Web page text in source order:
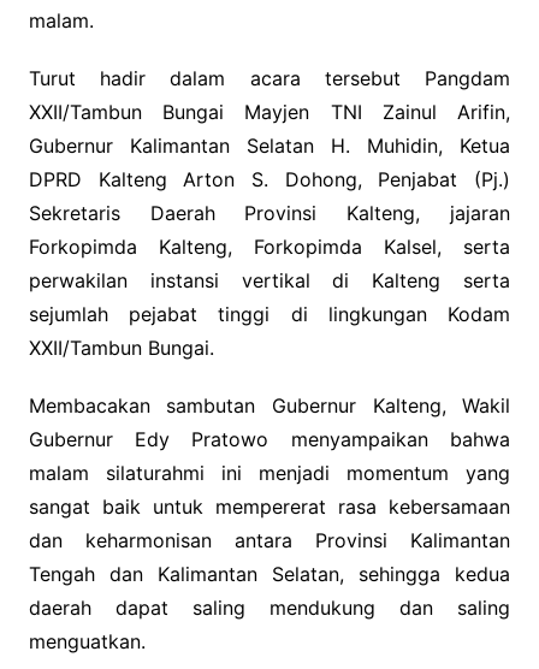
malam.
Turut hadir dalam acara tersebut Pangdam
XXII/Tambun Bungai Mayjen TNI Zainul Arifin,
Gubernur Kalimantan Selatan H. Muhidin, Ketua
DPRD Kalteng Arton S. Dohong, Penjabat (Pj.)
Sekretaris Daerah Provinsi Kalteng, jajaran
Forkopimda Kalteng, Forkopimda Kalsel, serta
perwakilan instansi vertikal di Kalteng serta
sejumlah pejabat tinggi di lingkungan Kodam
XXII/Tambun Bungai.
Membacakan sambutan Gubernur Kalteng, Wakil
Gubernur Edy Pratowo menyampaikan bahwa
malam silaturahmi ini menjadi momentum yang
sangat baik untuk mempererat rasa kebersamaan
dan keharmonisan antara Provinsi Kalimantan
Tengah dan Kalimantan Selatan, sehingga kedua
daerah dapat saling mendukung dan saling
menguatkan.